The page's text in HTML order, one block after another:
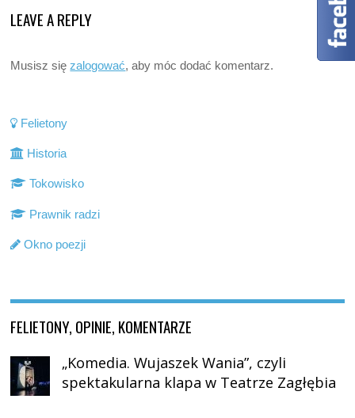
LEAVE A REPLY
Musisz sięzalogować, aby móc dodać komentarz.
Felietony
Historia
Tokowisko
Prawnik radzi
Okno poezji
FELIETONY, OPINIE, KOMENTARZE
„Komedia. Wujaszek Wania”, czyli
spektakularna klapa w Teatrze Zagłębia